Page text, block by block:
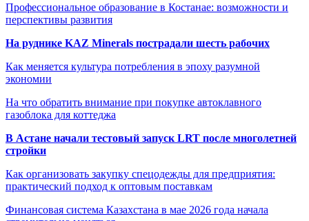
Профессиональное образование в Костанае: возможности и
перспективы развития
На руднике KAZ Minerals пострадали шесть рабочих
Как меняется культура потребления в эпоху разумной
экономии
На что обратить внимание при покупке автоклавного
газоблока для коттеджа
В Астане начали тестовый запуск LRT после многолетней
стройки
Как организовать закупку спецодежды для предприятия:
практический подход к оптовым поставкам
Финансовая система Казахстана в мае 2026 года начала